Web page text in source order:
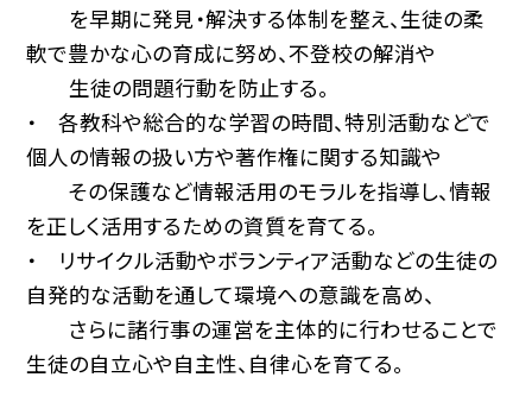
を早期に発見・解決する体制を整え、生徒の柔
軟で豊かな心の育成に努め、不登校の解消や
生徒の問題行動を防止する。
・ 各教科や総合的な学習の時間、特別活動などで
個人の情報の扱い方や著作権に関する知識や
その保護など情報活用のモラルを指導し、情報
を正しく活用するための資質を育てる。
・ リサイクル活動やボランティア活動などの生徒の
自発的な活動を通して環境への意識を高め、
さらに諸行事の運営を主体的に行わせることで
生徒の自立心や自主性、自律心を育てる。